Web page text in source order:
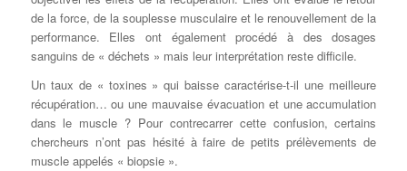
de la force, de la souplesse musculaire et le renouvellement de la
performance. Elles ont également procédé à des dosages
sanguins de « déchets » mais leur interprétation reste difficile.
Un taux de « toxines » qui baisse caractérise-t-il une meilleure
récupération… ou une mauvaise évacuation et une accumulation
dans le muscle ? Pour contrecarrer cette confusion, certains
chercheurs n’ont pas hésité à faire de petits prélèvements de
muscle appelés « biopsie ».